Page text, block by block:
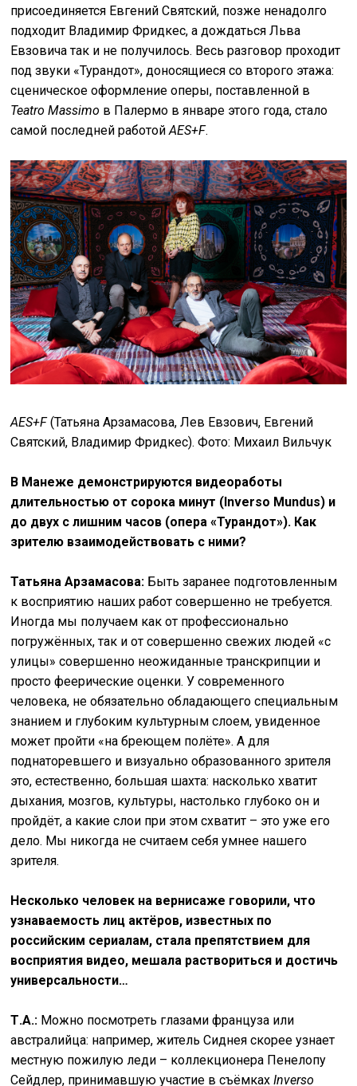
присоединяется Евгений Святский, позже ненадолго
подходит Владимир Фридкес, а дождаться Льва
Евзовича так и не получилось. Весь разговор проходит
под звуки «Турандот», доносящиеся со второго этажа:
сценическое оформление оперы, поставленной в
Teatro Massimo в Палермо в январе этого года, стало
самой последней работойAES+F.
AES+F(Татьяна Арзамасова, Лев Евзович, Евгений
Святский, Владимир Фридкес). Фото: Михаил Вильчук
В Манеже демонстрируются видеоработы
длительностью от сорока минут (Inverso Mundus) и
до двух с лишним часов (опера «Турандот»). Как
зрителю взаимодействовать с ними?
Татьяна Арзамасова: Быть заранее подготовленным
к восприятию наших работ совершенно не требуется.
Иногда мы получаем как от профессионально
погружённых, так и от совершенно свежих людей «с
улицы» совершенно неожиданные транскрипции и
просто феерические оценки. У современного
человека, не обязательно обладающего специальным
знанием и глубоким культурным слоем, увиденное
может пройти «на бреющем полёте». А для
поднаторевшего и визуально образованного зрителя
это, естественно, большая шахта: насколько хватит
дыхания, мозгов, культуры, настолько глубоко он и
пройдёт, а какие слои при этом схватит – это уже его
дело. Мы никогда не считаем себя умнее нашего
зрителя.
Несколько человек на вернисаже говорили, что
узнаваемость лиц актёров, известных по
российским сериалам, стала препятствием для
восприятия видео, мешала раствориться и достичь
универсальности…
Т.А.: Можно посмотреть глазами француза или
австралийца: например, житель Сиднея скорее узнает
местную пожилую леди – коллекционера Пенелопу
Сейдлер, принимавшую участие в съёмкахInverso